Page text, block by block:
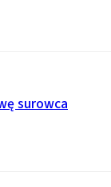
surowca